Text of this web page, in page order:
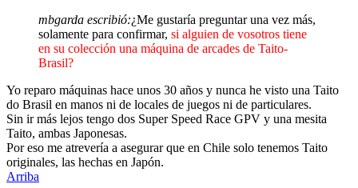
mbgarda escribió:¿Me gustaría preguntar una vez más,
solamente para confirmar, si alguien de vosotros tiene
en su colección una máquina de arcades de Taito-
Brasil?
Yo reparo máquinas hace unos 30 años y nunca he visto una Taito
do Brasil en manos ni de locales de juegos ni de particulares.
Sin ir más lejos tengo dos Super Speed Race GPV y una mesita
Taito, ambas Japonesas.
Por eso me atrevería a asegurar que en Chile solo tenemos Taito
originales, las hechas en Japón.
Arriba